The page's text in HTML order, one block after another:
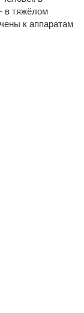
в тяжёлом
к аппаратам